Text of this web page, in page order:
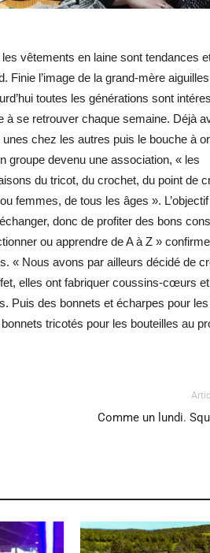
vêtements en laine sont tendances
Finie l’image de la grand-mère
toutes les générations sont
se retrouver chaque semaine. Déjà
chez les autres puis le bouche à
groupe devenu une association, « les
du tricot, du crochet, du point de
femmes, de tous les âges ».
donc de profiter des bons
ou apprendre de A à Z »
« Nous avons par ailleurs décidé de
elles ont fabriquer coussins-cœurs
Puis des bonnets et écharpes pour les
tricotés pour les bouteilles au
Comme un lundi.